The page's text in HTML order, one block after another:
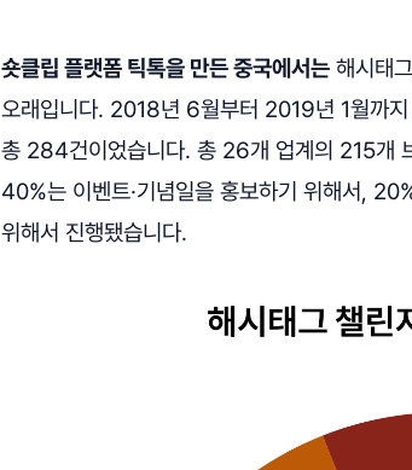
숏클립 플랫폼 틱톡을 만든 중국에서는 해시태
오래입니다. 2018년 6월부터 2019년 1월까
총 284건이었습니다. 총 26개 업계의 215개
40%는 이벤트·기념일을 홍보하기 위해서,
위해서 진행됐습니다.